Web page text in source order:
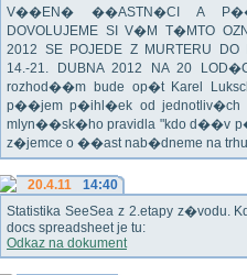
V��EN� ��ASTN�CI A
DOVOLUJEME SI V�M T�MTO
2012 SE POJEDE Z MURTERU
14.-21. DUBNA 2012 NA 20
rozhod��m bude op�t Karel
p��jem p�ihl�ek od jednotliv�ch
mlyn��sk�ho pravidla "kdo d��v
z�jemce o ��ast nab�dneme na
20.4.11
14:40
Statistika SeeSea z 2.etapy z�vodu.
docs spreadsheet je tu:
Odkaz na dokument